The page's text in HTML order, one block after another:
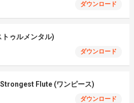
ダウンロード
トゥルメンタル)
ダウンロード
Flute (ワンピース)
ダウンロード